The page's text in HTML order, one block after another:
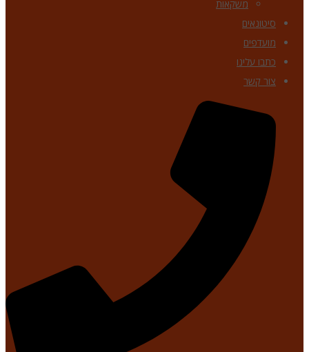
משקאות
סיטונאים
מועדפים
כתבו עלינו
צור קשר